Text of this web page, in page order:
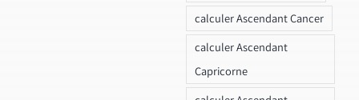
calculer Ascendant Cancer
calculer Ascendant
Capricorne